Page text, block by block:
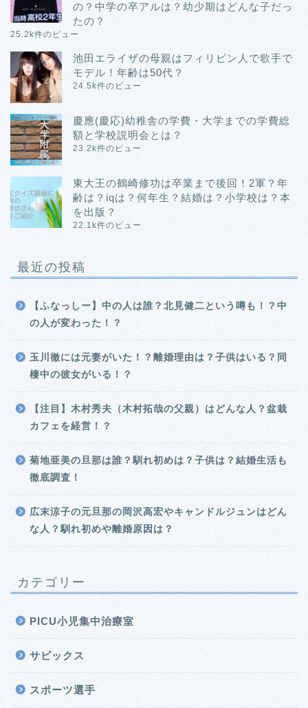
の？中学の卒アルは？幼少期はどんな子だっ
たの？
25.2k件のビュー
池田エライザの母親はフィリピン人で歌手で
モデル！年齢は50代？
24.5k件のビュー
慶應(慶応)幼稚舎の学費・大学までの学費総
額と学校説明会とは？
23.2k件のビュー
東大王の鶴崎修功は卒業まで後回！2軍？年
齢は？iqは？何年生？結婚は？小学校は？本
を出版？
22.1k件のビュー
最近の投稿
【ふなっしー】中の人は誰？北見健二という噂も！？中
の人が変わった！？
玉川徹には元妻がいた！？離婚理由は？子供はいる？同
棲中の彼女がいる！？
【注目】木村秀夫（木村拓哉の父親）はどんな人？盆栽
カフェを経営！？
菊地亜美の旦那は誰？馴れ初めは？子供は？結婚生活も
徹底調査！
広末涼子の元旦那の岡沢高宏やキャンドルジュンはどん
な人？馴れ初めや離婚原因は？
カテゴリー
PICU小児集中治療室
サピックス
スポーツ選手